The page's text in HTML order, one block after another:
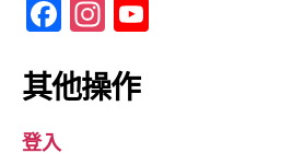
F
a
c
In
st
a
gr
其他操作
登入